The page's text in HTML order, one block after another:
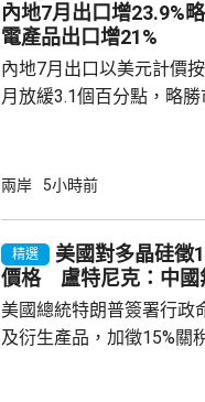
可能引發的山洪、地質災
內地7月出口增23.9%
電產品出口增21%
內地7月出口以美元計價
月放緩3.1個百分點，略
1成至1125億美元，高於
7月電動汽車出口多7成 3D
總署數據顯示，今年首...
兩岸 5小時前
精選
美國對多晶硅徵
價格 盧特尼克：中國
美國總統特朗普簽署行政
及衍生產品，加徵15%關